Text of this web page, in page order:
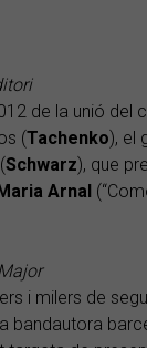
de la unió del
(Tachenko), el
Schwarz), que
Maria Arnal
i milers de
bandautora